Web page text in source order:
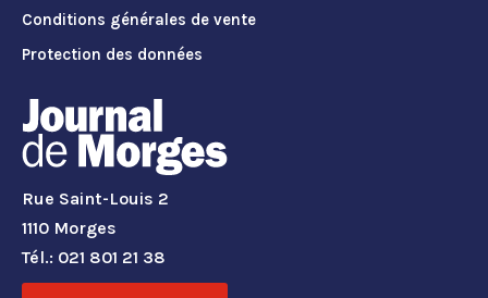
Conditions générales de vente
Protection des données
Rue Saint-Louis 2
1110 Morges
Tél.: 021 801 21 38